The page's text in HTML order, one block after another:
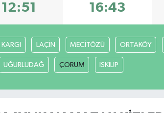
12:51 16:43
KARGI LAÇİN MECİTÖZÜ ORTAKÖY
UĞURLUDAĞ ÇORUM İSKİLİP